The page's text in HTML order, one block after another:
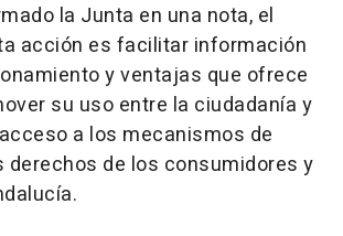
la Junta en una nota, el
acción es facilitar información
y ventajas que ofrece
su uso entre la ciudadanía y
a los mecanismos de
derechos de los consumidores y